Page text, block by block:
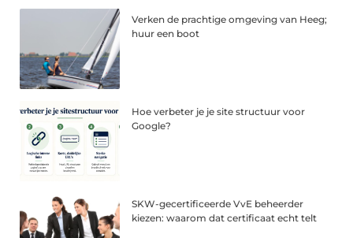
Verken de prachtige omgeving van Heeg;
huur een boot
Hoe verbeter je je site structuur voor
Google?
SKW-gecertificeerde VvE beheerder
kiezen: waarom dat certificaat echt telt